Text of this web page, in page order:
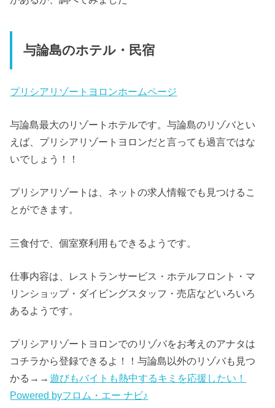
与論島のホテル・民宿
プリシアリゾートヨロンホームページ
与論島最大のリゾートホテルです。与論島のリゾバとい
えば、プリシアリゾートヨロンだと言っても過言ではな
いでしょう！！
プリシアリゾートは、ネットの求人情報でも見つけるこ
とができます。
三食付で、個室寮利用もできるようです。
仕事内容は、レストランサービス・ホテルフロント・マ
リンショップ・ダイビングスタッフ・売店などいろいろ
あるようです。
プリシアリゾートヨロンでのリゾバをお考えのアナタは
コチラから登録できるよ！！与論島以外のリゾバも見つ
かる→→ 遊びもバイトも熱中するキミを応援したい！
Powered byフロム・エー ナビ♪